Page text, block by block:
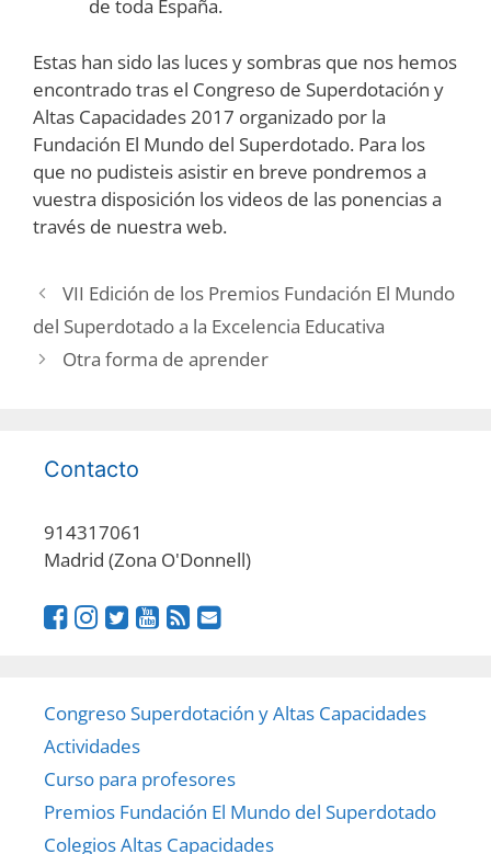
de toda España.
Estas han sido las luces y sombras que nos hemos
encontrado tras el Congreso de Superdotación y
Altas Capacidades 2017 organizado por la
Fundación El Mundo del Superdotado. Para los
que no pudisteis asistir en breve pondremos a
vuestra disposición los videos de las ponencias a
través de nuestra web.
VII Edición de los Premios Fundación El Mundo
del Superdotado a la Excelencia Educativa
Otra forma de aprender
Contacto
914317061
Madrid (Zona O'Donnell)
Congreso Superdotación y Altas Capacidades
Actividades
Curso para profesores
Premios Fundación El Mundo del Superdotado
Colegios Altas Capacidades